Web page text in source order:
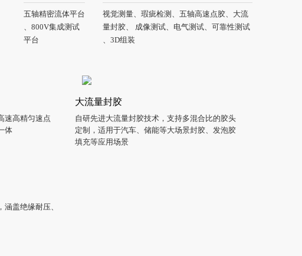
五轴精密流体平台
、800V集成测试
平台
视觉测量、瑕疵检测、五轴高速点胶、大流
量封胶、 成像测试、电气测试、可靠性测试
、3D组装
速高精匀速点
体
大流量封胶
自研先进大流量封胶技术，支持多混合比的胶头
定制，适用于汽车、储能等大场景封胶、发泡胶
填充等应用场景
盖绝缘耐压、